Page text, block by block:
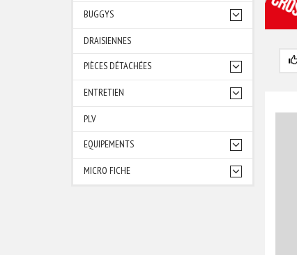
BUGGYS
DRAISIENNES
PIÈCES DÉTACHÉES
ENTRETIEN
PLV
EQUIPEMENTS
MICRO FICHE